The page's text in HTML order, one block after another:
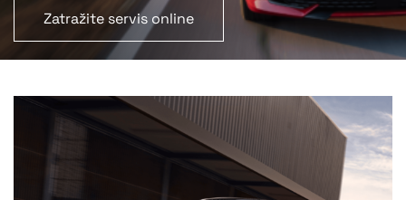
Zatražite servis online